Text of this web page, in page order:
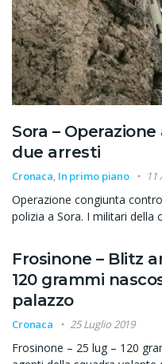
Sora –
due arresti
Cronaca, In primo piano 11
Operazione congiunta
polizia a Sora. I militari della
Frosinone – Blitz
120 grammi
palazzo
Cronaca 25 Luglio 2019
Frosinone – 25 lug – 120